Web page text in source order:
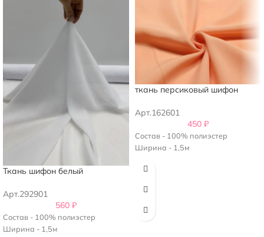
Ткань шифон белый
Арт.292901
560 ₽
Состав - 100% полиэстер
Ширина - 1,5м
ткань персиковый шифон
Арт.162601
450 ₽
Состав - 100% полиэстер
Ширина - 1,5м